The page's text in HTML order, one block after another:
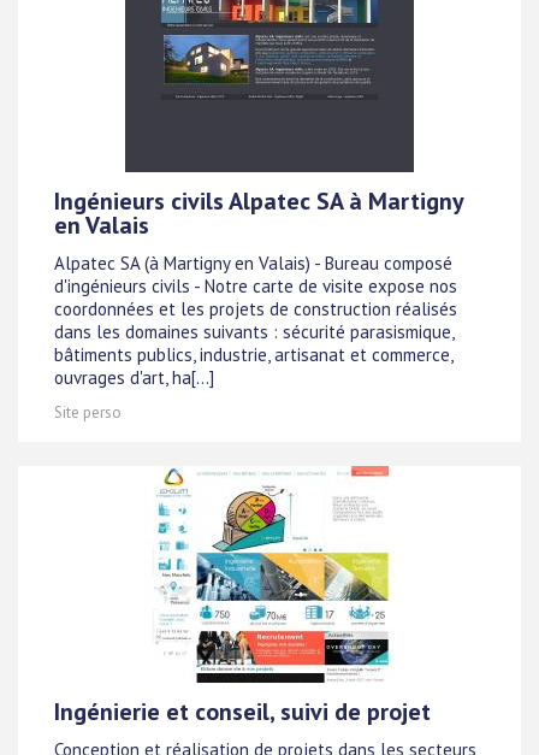
Ingénieurs civils Alpatec SA à Martigny
en Valais
Alpatec SA (à Martigny en Valais) - Bureau composé
d'ingénieurs civils - Notre carte de visite expose nos
coordonnées et les projets de construction réalisés
dans les domaines suivants : sécurité parasismique,
bâtiments publics, industrie, artisanat et commerce,
ouvrages d'art, ha[...]
Site perso
Ingénierie et conseil, suivi de projet
Conception et réalisation de projets dans les secteurs